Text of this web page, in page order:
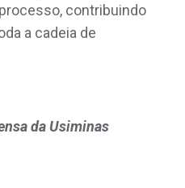
contribuindo
a cadeia de
da Usiminas